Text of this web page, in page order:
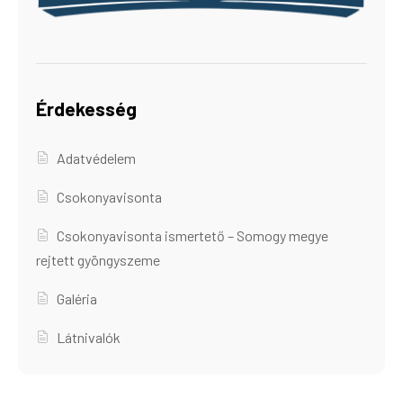
Érdekesség
Adatvédelem
Csokonyavisonta
Csokonyavisonta ismertető – Somogy megye
rejtett gyöngyszeme
Galéria
Látnivalók